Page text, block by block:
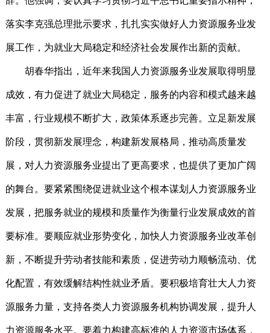
落实李克强总理批示要求，扎扎实实做好人力资源服务业发
展工作，为就业大局稳定和经济社会发展作出新的贡献。
胡春华指出，近年来我国人力资源服务业发展取得明显
成效，有力促进了就业大局稳定，服务的内容和模式越来越
丰富，行业规模不断扩大，政策体系逐步完善。立足新发展
阶段，贯彻新发展理念，构建新发展格局，推动高质量发
展，对人力资源服务业提出了更高要求，也提供了更加广阔
的舞台。要紧紧围绕促进就业这个根本谋划人力资源服务业
发展，把服务就业的规模和质量作为衡量行业发展成效的首
要标准。要顺应就业形势变化，加快人力资源服务业改革创
新，不断提升劳动者技能和素质，促进劳动力顺畅流动、优
化配置，有效缓解结构性就业矛盾。要积极培育壮大人力资
源服务力量，支持各类人力资源服务机构协调发展，提升人
力资源服务水平。要着力构建高标准的人力资源市场体系，